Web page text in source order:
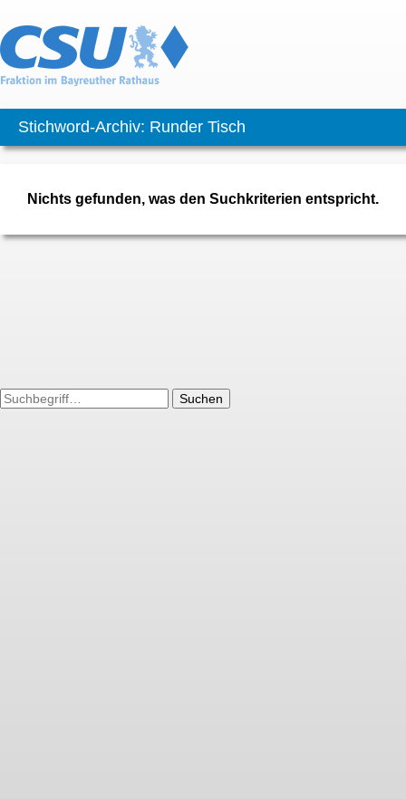
Stichword-Archiv: Runder Tisch
Nichts gefunden, was den Suchkriterien entspricht.
Suchen